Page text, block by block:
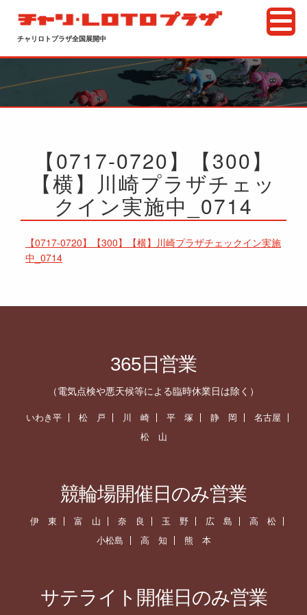
チャリロトプラザ全国展開中
【0717-0720】【300】
【横】川崎プラザチェッ
クイン実施中_0714
【0717-0720】【300】【横】川崎プラザチェックイン実施
中_0714
365日営業
（電気点検や悪天候等による臨時休業日は除く）
いわき平 松 戸 川 崎 平 塚 静 岡
名古屋
松 山
競輪場開催日のみ営業
伊 東 富 山 奈 良 玉 野 広 島
高 松
小松島
高 知 熊 本
サテライト開催日のみ営業